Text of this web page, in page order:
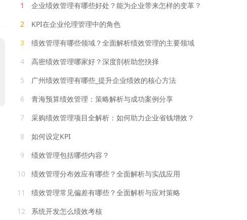
1
企业绩效管理有哪些好处？能为企业带来怎样的变革？
2
KPI在企业伦理管理中的角色
3
绩效管理有哪些领域？全面解析绩效管理的主要领域
4
高密绩效管理哪家好？深度剖析助您抉择
5
广州绩效管理有哪些_提升企业绩效的核心方法
6
青海预算绩效管理：策略解析与成功案例分享
7
采购绩效管理项目全解析：如何助力企业省钱增效？
8
如何设定KPI
9
绩效管理包括哪些内容？
10
绩效管理分布效应有哪些？全面解析与实战应用
11
绩效管理常见偏差有哪些？全面解析与应对策略
12
系统开发怎么绩效考核